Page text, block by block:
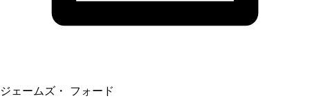
ジェームズ・ フォード